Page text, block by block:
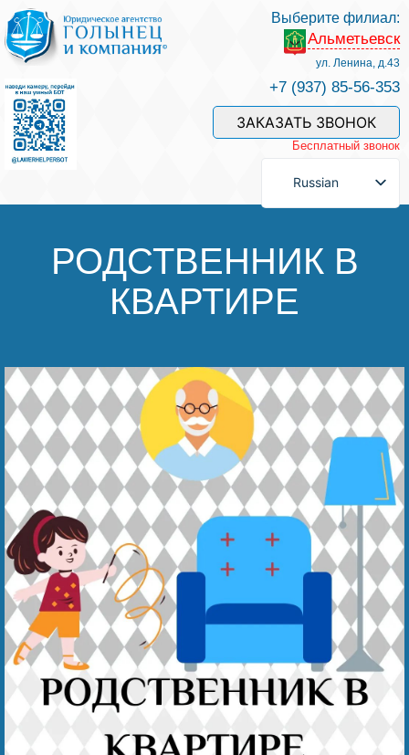
Услуги и наши специалисты
Оплата услуг
Задать вопрос
Наши победы
Видео о нас
Выберите филиал:
Альметьевск
ул. Ленина, д.43
+7 (937) 85-56-353
ЗАКАЗАТЬ ЗВОНОК
Бесплатный звонок
Russian
РОДСТВЕННИК В
КВАРТИРЕ